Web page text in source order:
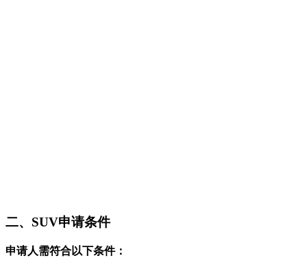
二、SUV申请条件
申请人需符合以下条件：